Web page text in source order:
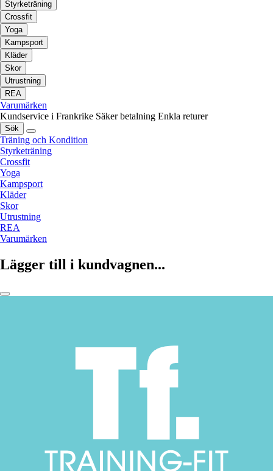
Styrketräning
Crossfit
Yoga
Kampsport
Kläder
Skor
Utrustning
REA
Varumärken
Kundservice i Frankrike Säker betalning Enkla returer
Sök
Träning och Kondition
Styrketräning
Crossfit
Yoga
Kampsport
Kläder
Skor
Utrustning
REA
Varumärken
Lägger till i kundvagnen...